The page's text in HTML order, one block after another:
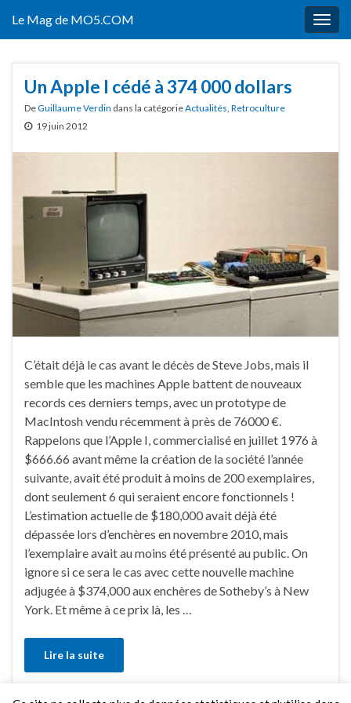
Le Mag de MO5.COM
Un Apple I cédé à 374 000 dollars
DeGuillaume Verdin dans la catégorieActualités, Retroculture
19 juin 2012
C’était déjà le cas avant le décès de Steve Jobs, mais il
semble que les machines Apple battent de nouveaux
records ces derniers temps, avec un prototype de
MacIntosh vendu récemment à près de 76000 €.
Rappelons que l’Apple I, commercialisé en juillet 1976 à
$666.66 avant même la création de la société l’année
suivante, avait été produit à moins de 200 exemplaires,
dont seulement 6 qui seraient encore fonctionnels !
L’estimation actuelle de $180,000 avait déjà été
dépassée lors d’enchères en novembre 2010, mais
l’exemplaire avait au moins été présenté au public. On
ignore si ce sera le cas avec cette nouvelle machine
adjugée à $374,000 aux enchères de Sotheby’s à New
York. Et même à ce prix là, les …
Lire la suite